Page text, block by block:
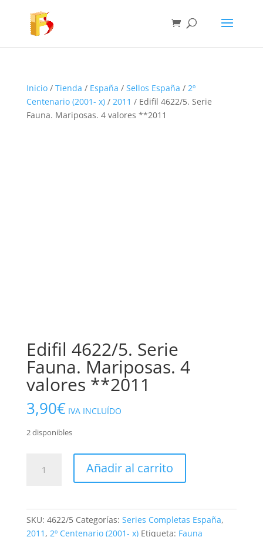
Inicio/ Tienda / España / Sellos España / 2º
Centenario (2001- x)/ 2011 / Edifil 4622/5. Serie
Fauna. Mariposas. 4 valores **2011
Edifil 4622/5. Serie
Fauna. Mariposas. 4
valores **2011
3,90€ IVA INCLUÍDO
2 disponibles
4622/5.
Añadir al carrito
SKU: 4622/5 Categorías: Series Completas España,
2011 , 2º Centenario (2001- x) Etiqueta: Fauna